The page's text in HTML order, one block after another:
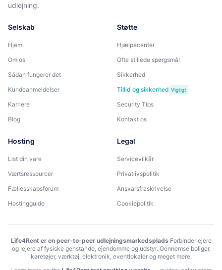
udlejning.
Selskab
Hjem
Om os
Sådan fungerer det
Kundeanmeldelser
Karriere
Blog
Støtte
Hjælpecenter
Ofte stillede spørgsmål
Sikkerhed
Tillid og sikkerhed Vigtigt
Security Tips
Kontakt os
Hosting
List din vare
Værtsressourcer
Fællesskabsforum
Hostingguide
Legal
Servicevilkår
Privatlivspolitik
Ansvarsfraskrivelse
Cookiepolitik
Life4Rent er en peer-to-peer udlejningsmarkedsplads Forbinder ejere
og lejere af fysiske genstande, ejendomme og udstyr. Gennemse boliger,
køretøjer, værktøj, elektronik, eventlokaler og meget mere.